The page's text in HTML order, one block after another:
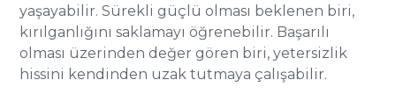
yaşayabilir. Sürekli güçlü olması beklenen biri,
kırılganlığını saklamayı öğrenebilir. Başarılı
olması üzerinden değer gören biri, yetersizlik
hissini kendinden uzak tutmaya çalışabilir.